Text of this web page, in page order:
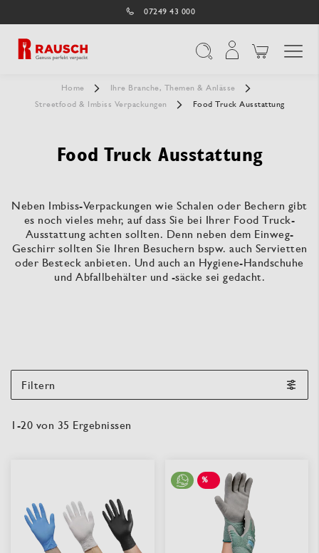
07249 43 000
Home
Ihre Branche, Themen & Anlässe
Streetfood & Imbiss Verpackungen
Food Truck Ausstattung
Food Truck Ausstattung
Neben Imbiss-Verpackungen wie Schalen oder Bechern gibt
es noch vieles mehr, auf dass Sie bei Ihrer Food Truck-
Ausstattung achten sollten. Denn neben dem Einweg-
Geschirr sollten Sie Ihren Besuchern bspw. auch Servietten
oder Besteck anbieten. Und auch an Hygiene-Handschuhe
und Abfallbehälter und -säcke sei gedacht.
1 -20 von 35 Ergebnissen
%
Filtern